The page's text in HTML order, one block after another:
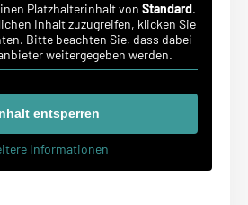
Platzhalterinhalt von Standard.
Inhalt zuzugreifen, klicken Sie
Bitte beachten Sie, dass dabei
weitergegeben werden.
entsperren
Informationen